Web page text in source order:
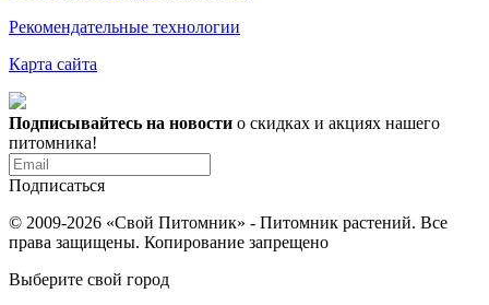
Рекомендательные технологии
Карта сайта
Подписывайтесь на новости о скидках и акциях нашего
питомника!
Подписаться
© 2009-2026 «Свой Питомник» - Питомник растений. Все
права защищены. Копирование запрещено
Выберите свой город